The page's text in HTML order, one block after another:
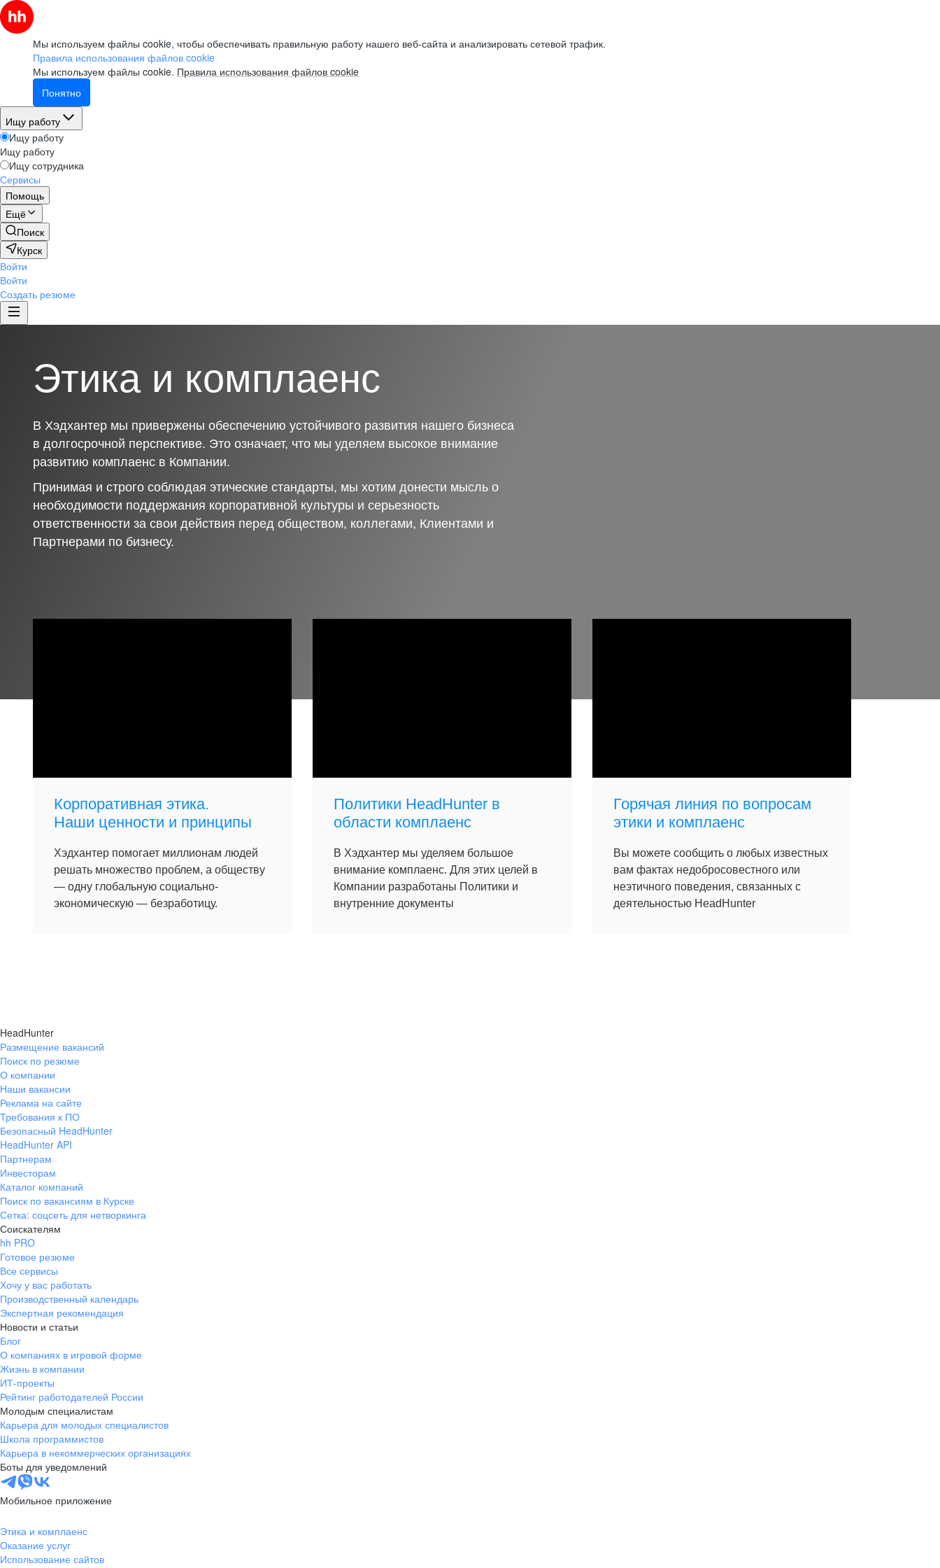
Мы используем файлы cookie, чтобы обеспечивать правильную работу нашего веб-сайта и анализировать сетевой трафик.
Правила использования файлов cookie
Мы используем файлы cookie. Правила использования файлов cookie
Понятно
Ищу работу
Ищу работу
Ищу работу
Ищу сотрудника
Сервисы
Помощь
Ещё
Поиск
Курск
Войти
Войти
Создать резюме
Этика и комплаенс
В Хэдхантер мы привержены обеспечению устойчивого развития нашего бизнеса
в долгосрочной перспективе. Это означает, что мы уделяем высокое внимание
развитию комплаенс в Компании.
Принимая и строго соблюдая этические стандарты, мы хотим донести мысль о
необходимости поддержания корпоративной культуры и серьезность
ответственности за свои действия перед обществом, коллегами, Клиентами и
Партнерами по бизнесу.
Корпоративная этика.
Наши ценности и принципы
Хэдхантер помогает миллионам людей
решать множество проблем, а обществу
— одну глобальную социально-
экономическую — безработицу.
Политики HeadHunter в
области комплаенс
В Хэдхантер мы уделяем большое
внимание комплаенс. Для этих целей в
Компании разработаны Политики и
внутренние документы
Горячая линия по вопросам
этики и комплаенс
Вы можете сообщить о любых известных
вам фактах недобросовестного или
неэтичного поведения, связанных с
деятельностью HeadHunter
HeadHunter
Размещение вакансий
Поиск по резюме
О компании
Наши вакансии
Реклама на сайте
Требования к ПО
Безопасный HeadHunter
HeadHunter API
Партнерам
Инвесторам
Каталог компаний
Поиск по вакансиям в Курске
Сетка: соцсеть для нетворкинга
Соискателям
hh PRO
Готовое резюме
Все сервисы
Хочу у вас работать
Производственный календарь
Экспертная рекомендация
Новости и статьи
Блог
О компаниях в игровой форме
Жизнь в компании
ИТ-проекты
Рейтинг работодателей России
Молодым специалистам
Карьера для молодых специалистов
Школа программистов
Карьера в некоммерческих организациях
Боты для уведомлений
Мобильное приложение
Этика и комплаенс
Оказание услуг
Использование сайтов